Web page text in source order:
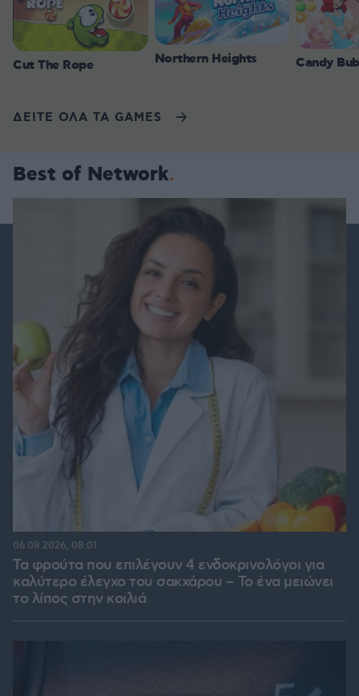
Cut The Rope Northern Heights Candy
ΔΕΙΤΕ ΟΛΑ ΤΑ GAMES
Best of Network
Τα φρούτα που επιλέγουν 4 ενδοκρινολόγοι για
καλύτερο έλεγχο του σακχάρου – Το ένα μειώνει
το λίπος στην κοιλιά
06.08.2026, 08:01